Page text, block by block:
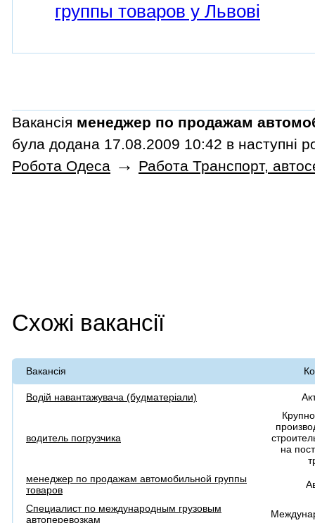
группы товаров у Львові
Вакансія менеджер по продажам
була додана 17.08.2009 10:42 в наступні
Робота Одеса → Работа Транспорт,
Схожі вакансії
Вакансія
Водій навантажувача (будматеріали)
водитель погрузчика
на
менеджер по продажам автомобильной группы
товаров
Специалист по международным грузовым
автоперевозкам